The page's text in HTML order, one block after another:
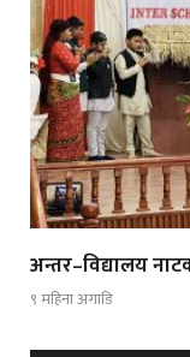
अन्तर–विद्यालय
९ महिना अगाडि